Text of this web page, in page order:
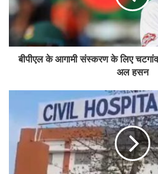
बीपीएल के आगामी संस्करण के लिए
अल हसन